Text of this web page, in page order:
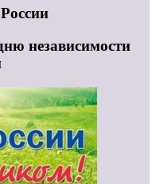
независимости